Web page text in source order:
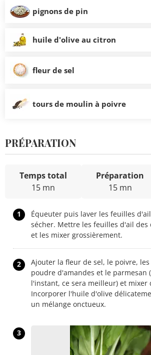
pignons de pin
huile d'olive au citron
fleur de sel
tours de moulin à poivre
PRÉPARATION
Temps total
15 mn
Préparation
15 mn
1
Équeuter puis laver les feuilles
sécher. Mettre les feuilles d'ail des
et les mixer grossièrement.
2
Ajouter la fleur de sel, le poivre,
poudre d'amandes et le parmesan
l'instant, ce sera meilleur) et mixer
Incorporer l'huile d'olive
un mélange onctueux.
3